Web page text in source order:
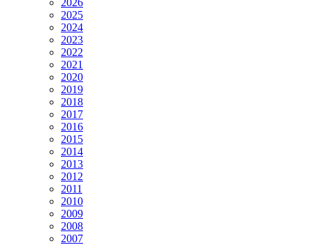
2026
2025
2024
2023
2022
2021
2020
2019
2018
2017
2016
2015
2014
2013
2012
2011
2010
2009
2008
2007